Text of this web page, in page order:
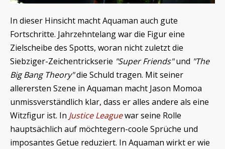
In dieser Hinsicht macht Aquaman auch gute
Fortschritte. Jahrzehntelang war die Figur eine
Zielscheibe des Spotts, woran nicht zuletzt die
Siebziger-Zeichentrickserie "Super Friends"und "The
Big Bang Theory"die Schuld tragen. Mit seiner
allerersten Szene in Aquaman macht Jason Momoa
unmissverständlich klar, dass er alles andere als eine
Witzfigur ist. In Justice Leaguewar seine Rolle
hauptsächlich auf möchtegern-coole Sprüche und
imposantes Getue reduziert. In Aquaman wirkt er wie